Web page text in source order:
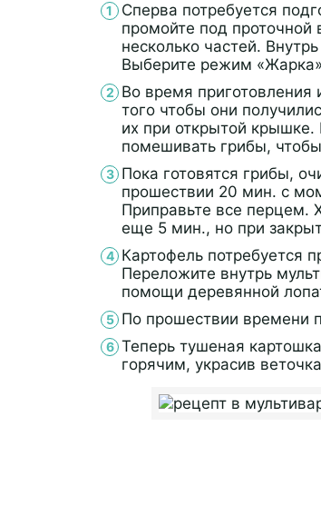
Сперва потребуется
промойте под проточной
несколько частей.
Выберите режим
Во время приготовления
того чтобы они
их при открытой
помешивать грибы,
Пока готовятся грибы,
прошествии 20 мин. с
Приправьте все перцем.
еще 5 мин., но при
Картофель потребуется
Переложите внутрь
помощи деревянной
По прошествии времени
Теперь тушеная
горячим, украсив